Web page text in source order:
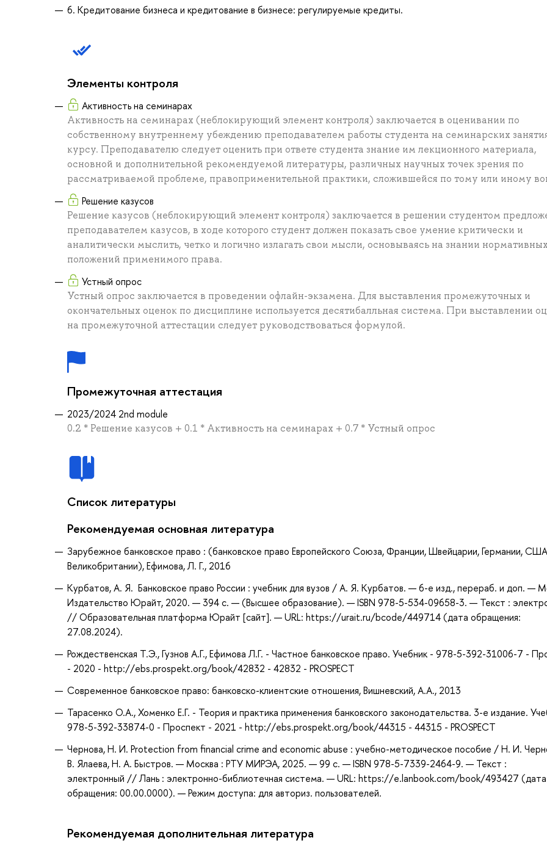
6. Кредитование бизнеса и кредитование в бизнесе: регулируемые кредиты.
Элементы контроля
Активность на семинарах
Активность на семинарах (неблокирующий элемент контроля) заключается в оценивании по
собственному внутреннему убеждению преподавателем работы студента на семинарских
курсу. Преподавателю следует оценить при ответе студента знание им лекционного материала,
основной и дополнительной рекомендуемой литературы, различных научных точек зрения по
рассматриваемой проблеме, правоприменительной практики, сложившейся по тому или иному
Решение казусов
Решение казусов (неблокирующий элемент контроля) заключается в решении студентом
преподавателем казусов, в ходе которого студент должен показать свое умение критически и
аналитически мыслить, четко и логично излагать свои мысли, основываясь на знании нормативных
положений применимого права.
Устный опрос
Устный опрос заключается в проведении офлайн-экзамена. Для выставления промежуточных и
окончательных оценок по дисциплине используется десятибалльная система. При выставлении
на промежуточной аттестации следует руководствоваться формулой.
Промежуточная аттестация
2023/2024 2nd module
0.2 * Решение казусов + 0.1 * Активность на семинарах + 0.7 * Устный опрос
Список литературы
Рекомендуемая основная литература
Зарубежное банковское право : (банковское право Европейского Союза, Франции, Швейцарии, Германии,
Великобритании), Ефимова, Л. Г., 2016
Курбатов, А. Я. Банковское право России : учебник для вузов / А. Я. Курбатов. — 6-е изд., перераб. и доп. —
Издательство Юрайт, 2020. — 394 с. — (Высшее образование). — ISBN 978-5-534-09658-3. — Текст :
// Образовательная платформа Юрайт [сайт]. — URL: https://urait.ru/bcode/449714 (дата обращения:
27.08.2024).
Рождественская Т.Э., Гузнов А.Г., Ефимова Л.Г. - Частное банковское право. Учебник - 978-5-392-31006-7 -
- 2020 - http://ebs.prospekt.org/book/42832 - 42832 - PROSPECT
Современное банковское право: банковско-клиентские отношения, Вишневский, А.А., 2013
Тарасенко О.А., Хоменко Е.Г. - Теория и практика применения банковского законодательства. 3-е издание.
978-5-392-33874-0 - Проспект - 2021 - http://ebs.prospekt.org/book/44315 - 44315 - PROSPECT
Чернова, Н. И. Protection from financial crime and economic abuse : учебно-методическое пособие / Н. И.
В. Ялаева, Н. А. Быстров. — Москва : РТУ МИРЭА, 2025. — 99 с. — ISBN 978-5-7339-2464-9. — Текст :
электронный // Лань : электронно-библиотечная система. — URL: https://e.lanbook.com/book/493427 (дата
обращения: 00.00.0000). — Режим доступа: для авториз. пользователей.
Рекомендуемая дополнительная литература